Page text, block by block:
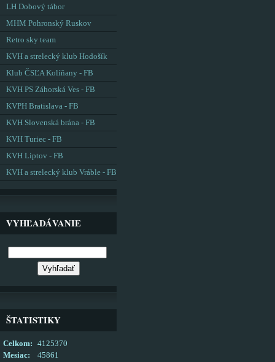
LH Dobový tábor
MHM Pohronský Ruskov
Retro sky team
KVH a strelecký klub Hodošík
Klub ČSĽA Kolíňany - FB
KVH PS Záhorská Ves - FB
KVPH Bratislava - FB
KVH Slovenská brána - FB
KVH Turiec - FB
KVH Liptov - FB
KVH a strelecký klub Vráble - FB
VYHĽADÁVANIE
ŠTATISTIKY
Celkom:
4125370
Mesiac:
45861